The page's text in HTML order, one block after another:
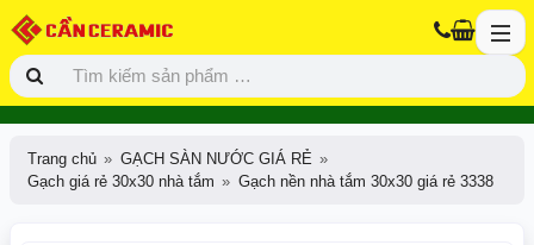
Trang chủ
GẠCH SÀN NƯỚC GIÁ RẺ
Gạch giá rẻ 30x30 nhà tắm
Gạch nền nhà tắm 30x30 giá rẻ 3338